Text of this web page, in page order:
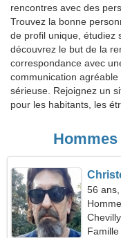
rencontres avec des
Trouvez la bonne
de profil unique, étudiez
découvrez le but de la
correspondance avec
communication
sérieuse. Rejoignez un
pour les habitants, les
56
54
Famille